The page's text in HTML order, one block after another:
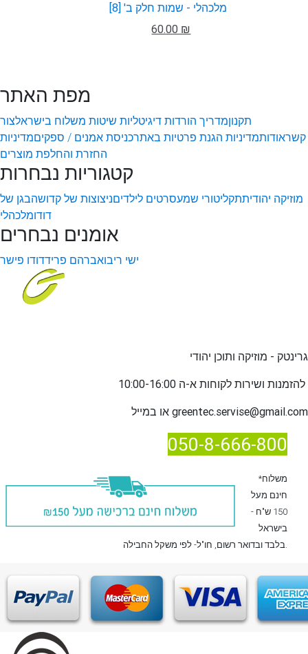
מלכהלי - שמות חלק ב' [8]
60.00 ₪
מפת האתר
תקנוןמדריך הורדות דיגיטליות שיטות משלוח בישראלצור
קשראודותמדיניות הגנת פרטיות באתרכניסת אמנים / ספקיםמדיניות
החזרת והחלפת מוצרים
קטגוריות נבחרות
מוזיקה יהודיתתקליטורי שמעסרטים לילדיםניצוצות של קדושהבגן של
דודומלכהלי
אומנים נבחרים
ישי ריבואברהם פרידדודו פישר
גרינטק - מוזיקה ותוכן יהודי
להזמנות ו
greentec.servise@gmail.com
050-8-666-800
*משלוח
חינם מעל
150 ש"ח -
בישראל
בלבדובדואר רשום , חו"ל- לפי משקל החבילה.